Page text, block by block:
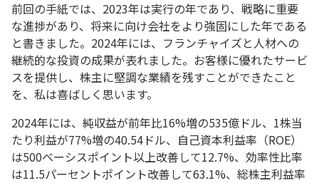
前回の手紙では、2023年は実行の年であり、戦略に重要
な進捗があり、将来に向け会社をより強固にした年である
と書きました。2024年には、フランチャイズと人材への
継続的な投資の成果が表れました。お客様に優れたサービ
スを提供し、株主に堅調な業績を残すことができたこと
を、私は喜ばしく思います。
2024年には、純収益が前年比16%増の535億ドル、1株当
たり利益が77%増の40.54ドル、自己資本利益率（ROE）
は500ベーシスポイント以上改善して12.7%、効率性比率
は11.5パーセントポイント改善して63.1%、総株主利益率